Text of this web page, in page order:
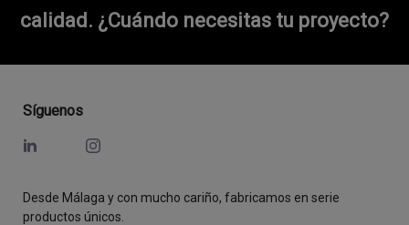
calidad. ¿Cuándo necesitas tu proyecto?
Síguenos
Desde Málaga y con mucho cariño, fabricamos en serie
productos únicos.